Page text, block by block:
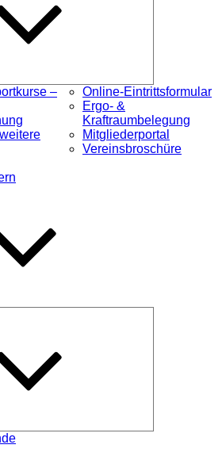
–
Online-Eintrittsformular
Ergo- &
Kraftraumbelegung
Mitgliederportal
Vereinsbroschüre